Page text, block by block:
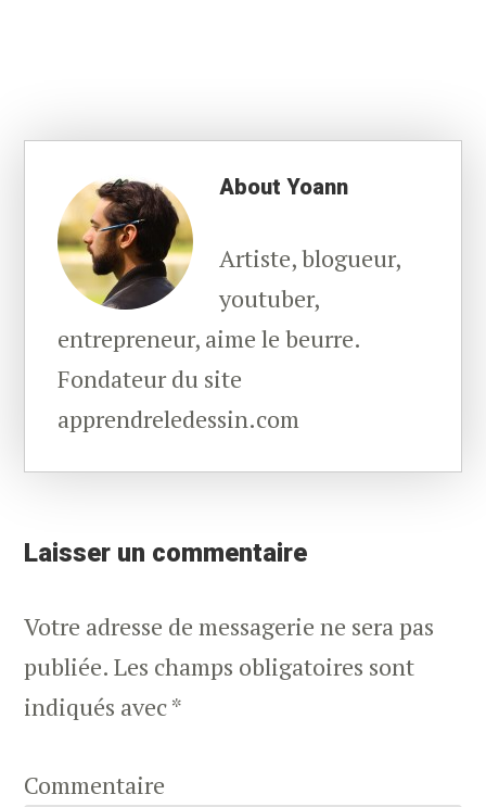
AboutYoann
Artiste, blogueur,
youtuber,
entrepreneur, aime le beurre.
Fondateur du site
apprendreledessin.com
Interactions
Laisser un commentaire
Votre adresse de messagerie ne sera pas
publiée. Les champs obligatoires sont
indiqués avec*
Commentaire